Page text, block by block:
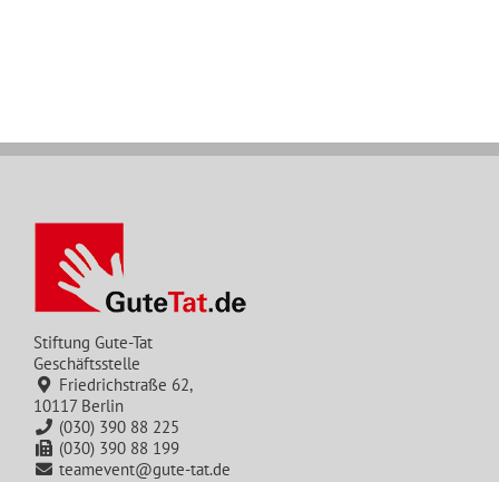
Stiftung Gute-Tat
Geschäftsstelle
Friedrichstraße 62,
10117 Berlin
(030) 390 88 225
(030) 390 88 199
teamevent@gute-tat.de